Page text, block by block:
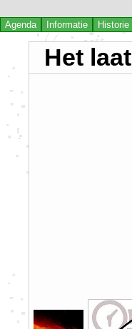
Agenda Informatie Historie
Het